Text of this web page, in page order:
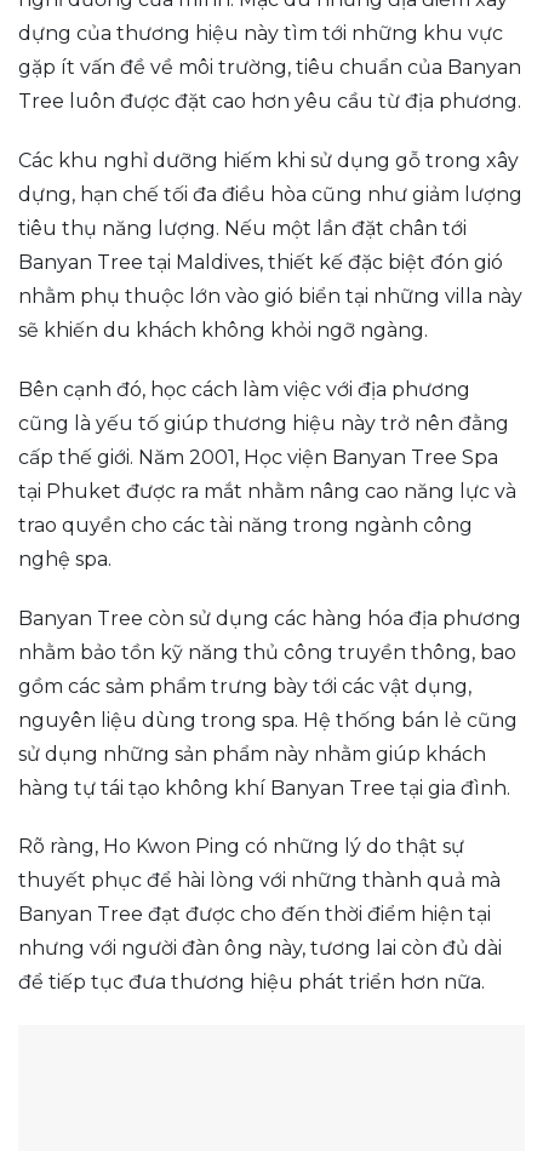
dựng của thương hiệu này tìm tới những khu vực
gặp ít vấn đề về môi trường, tiêu chuẩn của Banyan
Tree luôn được đặt cao hơn yêu cầu từ địa phương.
Các khu nghỉ dưỡng hiếm khi sử dụng gỗ trong xây
dựng, hạn chế tối đa điều hòa cũng như giảm lượng
tiêu thụ năng lượng. Nếu một lần đặt chân tới
Banyan Tree tại Maldives, thiết kế đặc biệt đón gió
nhằm phụ thuộc lớn vào gió biển tại những villa này
sẽ khiến du khách không khỏi ngỡ ngàng.
Bên cạnh đó, học cách làm việc với địa phương
cũng là yếu tố giúp thương hiệu này trở nên đằng
cấp thế giới. Năm 2001, Học viện Banyan Tree Spa
tại Phuket được ra mắt nhằm nâng cao năng lực và
trao quyền cho các tài năng trong ngành công
nghệ spa.
Banyan Tree còn sử dụng các hàng hóa địa phương
nhằm bảo tồn kỹ năng thủ công truyền thông, bao
gồm các sảm phẩm trưng bày tới các vật dụng,
nguyên liệu dùng trong spa. Hệ thống bán lẻ cũng
sử dụng những sản phẩm này nhằm giúp khách
hàng tự tái tạo không khí Banyan Tree tại gia đình.
Rõ ràng, Ho Kwon Ping có những lý do thật sự
thuyết phục để hài lòng với những thành quả mà
Banyan Tree đạt được cho đến thời điểm hiện tại
nhưng với người đàn ông này, tương lai còn đủ dài
để tiếp tục đưa thương hiệu phát triển hơn nữa.